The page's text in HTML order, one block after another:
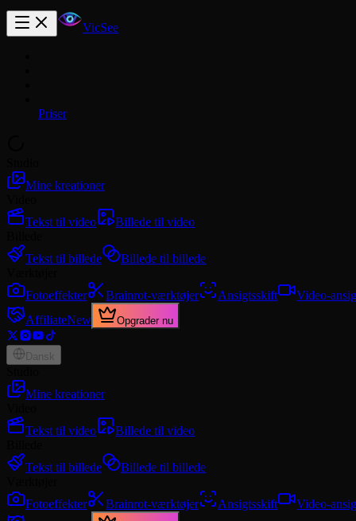
VicSee
Priser
Mine kreationer
Tekst til video
Billede til video
Tekst til billede
Billede til billede
Fotoeffekter
Brainrot-værktøjer Ansigtsskift
Video-
AffiliateNew Opgrader nu
Dansk
Mine kreationer
Tekst til video
Billede til video
Tekst til billede
Billede til billede
Fotoeffekter
Brainrot-værktøjer Ansigtsskift
Video-